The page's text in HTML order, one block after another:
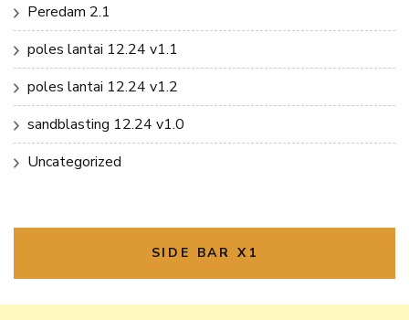
Peredam 2.1
poles lantai 12.24 v1.1
poles lantai 12.24 v1.2
sandblasting 12.24 v1.0
Uncategorized
SIDE BAR X1